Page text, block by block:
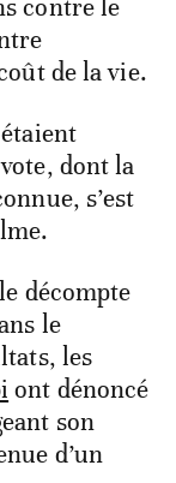
contre le
de la vie.
dont la
s’est
décompte
le
les
ont dénoncé
son
d’un